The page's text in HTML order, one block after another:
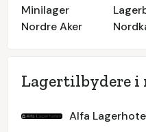
Minilager
Nordre Aker
Lagertilbydere
Alfa